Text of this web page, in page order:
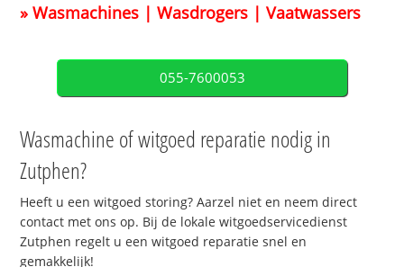
» Wasmachines | Wasdrogers | Vaatwassers
055-7600053
Wasmachine of witgoed reparatie nodig in
Zutphen?
Heeft u een witgoed storing? Aarzel niet en neem direct
contact met ons op. Bij de lokale witgoedservicedienst
Zutphen regelt u een witgoed reparatie snel en
gemakkelijk!